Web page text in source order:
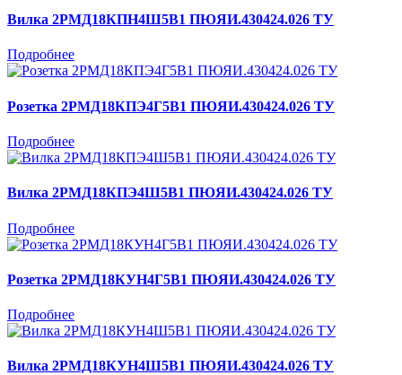
Вилка 2РМД18КПН4Ш5В1 ПЮЯИ.430424.026 ТУ
Подробнее
Розетка 2РМД18КПЭ4Г5В1 ПЮЯИ.430424.026 ТУ
Подробнее
Вилка 2РМД18КПЭ4Ш5В1 ПЮЯИ.430424.026 ТУ
Подробнее
Розетка 2РМД18КУН4Г5В1 ПЮЯИ.430424.026 ТУ
Подробнее
Вилка 2РМД18КУН4Ш5В1 ПЮЯИ.430424.026 ТУ